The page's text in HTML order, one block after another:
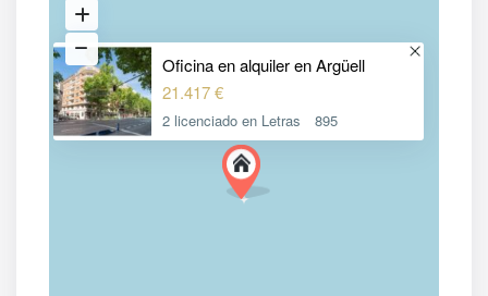
Oficina en alquiler en Argüell
21.417 €
2 licenciado en Letras 895